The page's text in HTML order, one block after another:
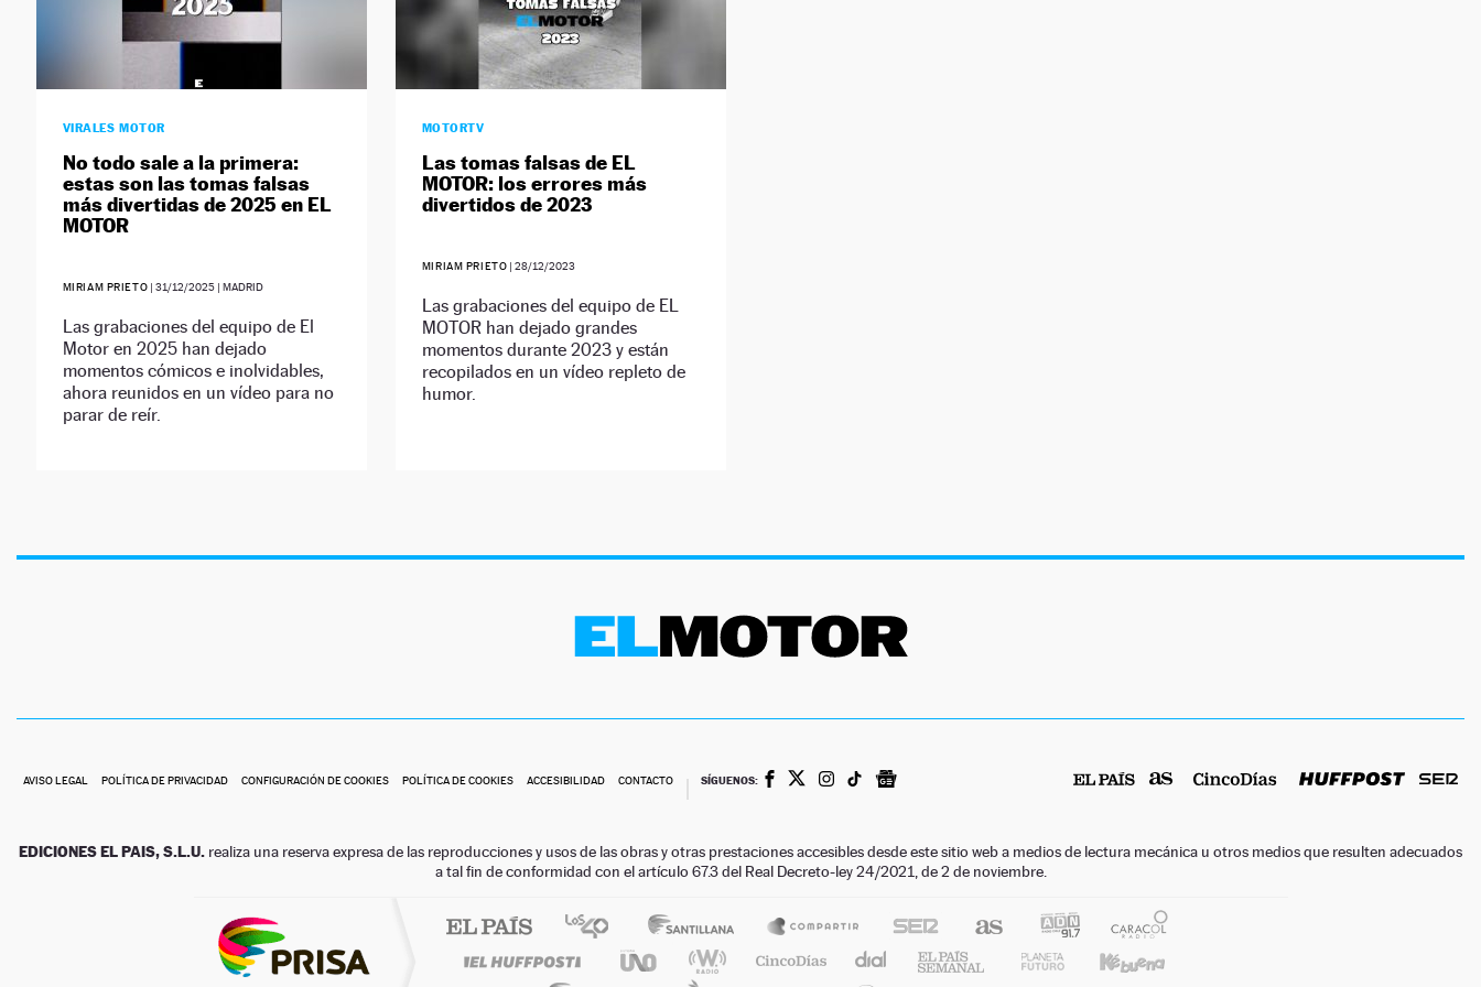
VIRALES MOTOR
No todo sale a la primera:
estas son las tomas falsas
más divertidas de 2025 en EL
MOTOR
MIRIAM PRIETO |31/12/2025 | MADRID
Las grabaciones del equipo de El
Motor en 2025 han dejado
momentos cómicos e inolvidables,
ahora reunidos en un vídeo para no
parar de reír.
MOTORTV
Las tomas falsas de EL
MOTOR: los errores más
divertidos de 2023
MIRIAM PRIETO |28/12/2023
Las grabaciones del equipo de EL
MOTOR han dejado grandes
momentos durante 2023 y están
recopilados en un vídeo repleto de
humor.
AVISO LEGAL POLÍTICA DE PRIVACIDAD CONFIGURACIÓN DE COOKIES POLÍTICA DE COOKIES ACCESIBILIDAD CONTACTO SÍGUENOS:
EDICIONES EL PAIS, S.L.U. realiza una reserva expresa de las reproducciones y usos de las obras y otras prestaciones accesibles desde este sitio web a medios de lectura mecánica u otros medios que resulten adecuados
a tal fin de conformidad con el artículo 67.3 del Real Decreto-ley 24/2021, de 2 de noviembre.